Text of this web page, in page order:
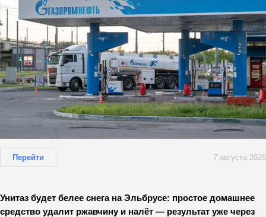
Перейти 7 августа 2026
Унитаз будет белее снега на Эльбрусе: простое домашнее
средство удалит ржавчину и налёт — результат уже через